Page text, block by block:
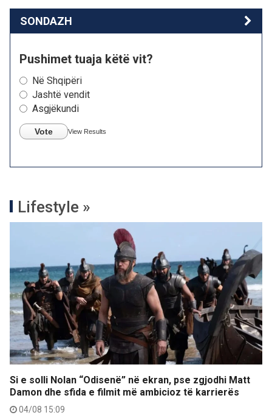
SONDAZH
Pushimet tuaja këtë vit?
Në Shqipëri
Jashtë vendit
Asgjëkundi
Vote View Results
Lifestyle »
Si e solli Nolan “Odisenë” në ekran, pse zgjodhi Matt
Damon dhe sfida e filmit më ambicioz të karrierës
04/08 15:09